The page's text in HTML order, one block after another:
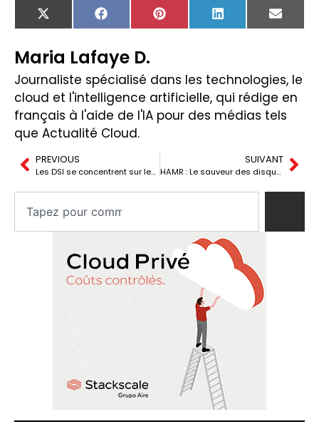
X
(Twitter)
FacebookPinterest LinkedIn Email
Maria Lafaye D.
Journaliste spécialisé dans les technologies, le
cloud et l'intelligence artificielle, qui rédige en
français à l'aide de l'IA pour des médias tels
que Actualité Cloud.
PREVIOUS
Les DSI se concentrent sur leurs priorités dans un environnement d’incertitude économique et de croissance de l’IA
SUIVANT
HAMR : Le sauveur des disques durs ?